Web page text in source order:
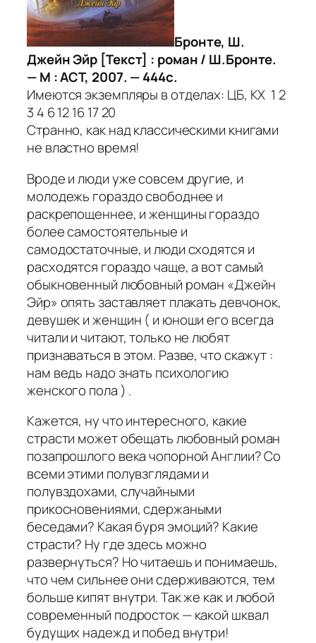
Бронте, Ш.
Джейн Эйр [Текст] : роман / Ш.Бронте.
— М : АСТ, 2007. — 444с.
Имеются экземпляры в отделах: ЦБ, КХ 1 2
3 4 6 12 16 17 20
Странно, как над классическими книгами
не властно время!
Вроде и люди уже совсем другие, и
молодежь гораздо свободнее и
раскрепощеннее, и женщины гораздо
более самостоятельные и
самодостаточные, и люди сходятся и
расходятся гораздо чаще, а вот самый
обыкновенный любовный роман «Джейн
Эйр» опять заставляет плакать девчонок,
девушек и женщин ( и юноши его всегда
читали и читают, только не любят
признаваться в этом. Разве, что скажут :
нам ведь надо знать психологию
женского пола ) .
Кажется, ну что интересного, какие
страсти может обещать любовный роман
позапрошлого века чопорной Англии? Со
всеми этими полувзглядами и
полувздохами, случайными
прикосновениями, сдержаными
беседами? Какая буря эмоций? Какие
страсти? Ну где здесь можно
развернуться? Но читаешь и понимаешь,
что чем сильнее они сдерживаются, тем
больше кипят внутри. Так же как и любой
современный подросток — какой шквал
будущих надежд и побед внутри!